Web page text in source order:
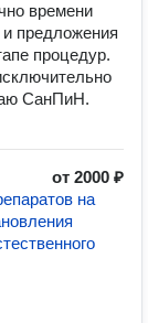
времени
предложения
процедур.
СанПиН.
от 2000 ₽
на